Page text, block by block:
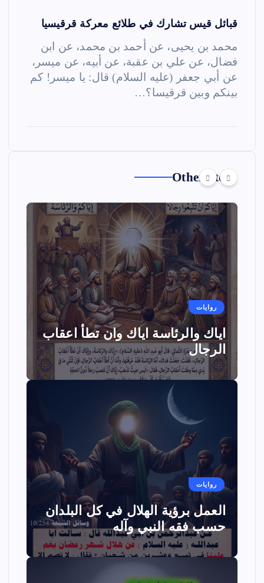
قبائل قيس تشارك في طلائع معركة قرقيسيا
محمد بن يحيى، عن أحمد بن محمد، عن ابن
فضال، عن علي بن عقبة، عن أبيه، عن ميسر،
عن أبي جعفر (عليه السلام) قال: يا ميسر! كم
بينكم وبين قرقيسا؟…
Other Story
روايات
اياك والرئاسة اياك وان تطأ اعقاب
الرجال
روايات
العمل برؤية الهلال في كل البلدان
حسب فقه النبي وآله